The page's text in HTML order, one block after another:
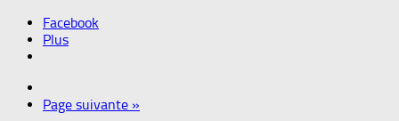
Facebook
Plus
Page suivante »